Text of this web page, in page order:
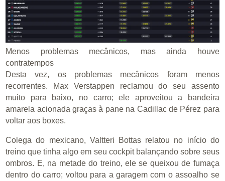
Menos problemas mecânicos, mas ainda houve
contratempos
Desta vez, os problemas mecânicos foram menos
recorrentes. Max Verstappen reclamou do seu assento
muito para baixo, no carro; ele aproveitou a bandeira
amarela acionada graças à pane na Cadillac de Pérez para
voltar aos boxes.
Colega do mexicano, Valtteri Bottas relatou no início do
treino que tinha algo em seu cockpit balançando sobre seus
ombros. E, na metade do treino, ele se queixou de fumaça
dentro do carro; voltou para a garagem com o assoalho se